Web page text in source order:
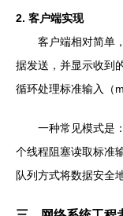
2. 客户端实现
客户端相对简单
据发送，并显示收到
循环处理标准输入（
一种常见模式是
个线程阻塞读取标准
队列方式将数据安全